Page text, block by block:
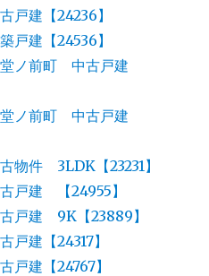
戸建【24236】
戸建【24536】
ノ前町 中古戸建
ノ前町 中古戸建
物件 3LDK【23231】
戸建 【24955】
戸建 9K【23889】
建【24317】
建【24767】